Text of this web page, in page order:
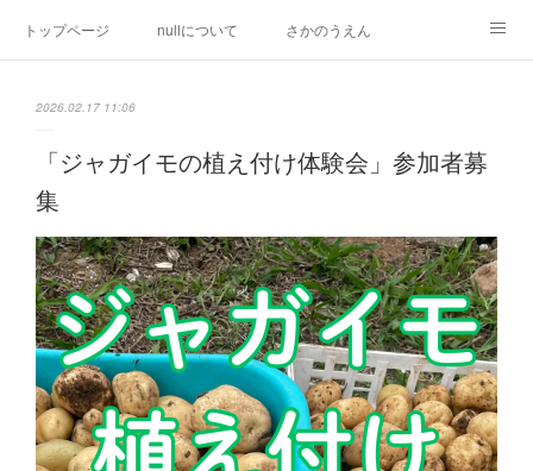
トップページ nullについて さかのうえん
2026.02.17 11:06
「ジャガイモの植え付け体験会」参加者募
集